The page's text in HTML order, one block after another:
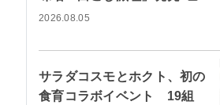
2026.08.05
サラダコスモとホクト、初の
食育コラボイベント 19組